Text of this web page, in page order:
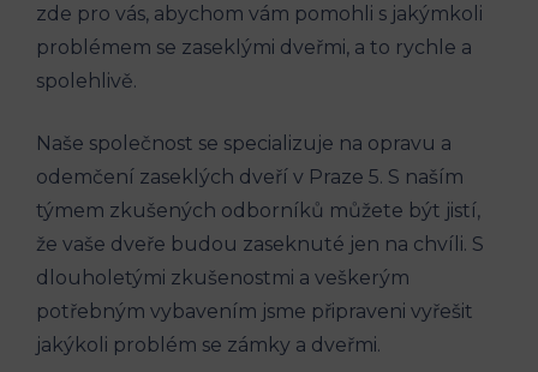
zde pro vás, abychom vám pomohli s jakýmkoli
problémem se zaseklými dveřmi, a to rychle a
spolehlivě.
Naše společnost se specializuje na opravu a
odemčení zaseklých dveří v Praze 5. S naším
týmem zkušených odborníků můžete být jistí,
že vaše dveře budou zaseknuté jen na chvíli. S
dlouholetými zkušenostmi a veškerým
potřebným vybavením jsme připraveni vyřešit
jakýkoli problém se zámky a dveřmi.